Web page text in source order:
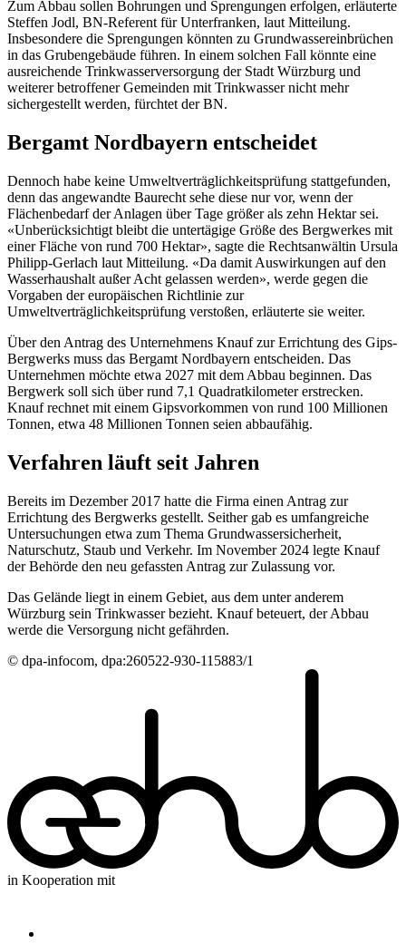
Zum Abbau sollen Bohrungen und Sprengungen erfolgen, erläuterte
Steffen Jodl, BN-Referent für Unterfranken, laut Mitteilung.
Insbesondere die Sprengungen könnten zu Grundwassereinbrüchen
in das Grubengebäude führen. In einem solchen Fall könnte eine
ausreichende Trinkwasserversorgung der Stadt Würzburg und
weiterer betroffener Gemeinden mit Trinkwasser nicht mehr
sichergestellt werden, fürchtet der BN.
Bergamt Nordbayern entscheidet
Dennoch habe keine Umweltverträglichkeitsprüfung stattgefunden,
denn das angewandte Baurecht sehe diese nur vor, wenn der
Flächenbedarf der Anlagen über Tage größer als zehn Hektar sei.
«Unberücksichtigt bleibt die untertägige Größe des Bergwerkes mit
einer Fläche von rund 700 Hektar», sagte die Rechtsanwältin Ursula
Philipp-Gerlach laut Mitteilung. «Da damit Auswirkungen auf den
Wasserhaushalt außer Acht gelassen werden», werde gegen die
Vorgaben der europäischen Richtlinie zur
Umweltverträglichkeitsprüfung verstoßen, erläuterte sie weiter.
Über den Antrag des Unternehmens Knauf zur Errichtung des Gips-
Bergwerks muss das Bergamt Nordbayern entscheiden. Das
Unternehmen möchte etwa 2027 mit dem Abbau beginnen. Das
Bergwerk soll sich über rund 7,1 Quadratkilometer erstrecken.
Knauf rechnet mit einem Gipsvorkommen von rund 100 Millionen
Tonnen, etwa 48 Millionen Tonnen seien abbaufähig.
Verfahren läuft seit Jahren
Bereits im Dezember 2017 hatte die Firma einen Antrag zur
Errichtung des Bergwerks gestellt. Seither gab es umfangreiche
Untersuchungen etwa zum Thema Grundwassersicherheit,
Naturschutz, Staub und Verkehr. Im November 2024 legte Knauf
der Behörde den neu gefassten Antrag zur Zulassung vor.
Das Gelände liegt in einem Gebiet, aus dem unter anderem
Würzburg sein Trinkwasser bezieht. Knauf beteuert, der Abbau
werde die Versorgung nicht gefährden.
© dpa-infocom, dpa:260522-930-115883/1
in Kooperation mit